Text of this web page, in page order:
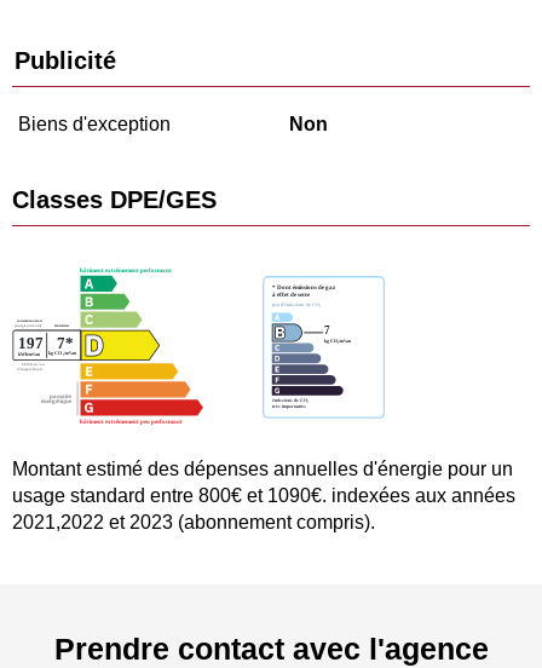
Publicité
Biens d'exception Non
Classes DPE/GES
Montant estimé des dépenses annuelles d'énergie pour un
usage standard entre 800€ et 1090€. indexées aux années
2021,2022 et 2023 (abonnement compris).
Prendre contact avec l'agence